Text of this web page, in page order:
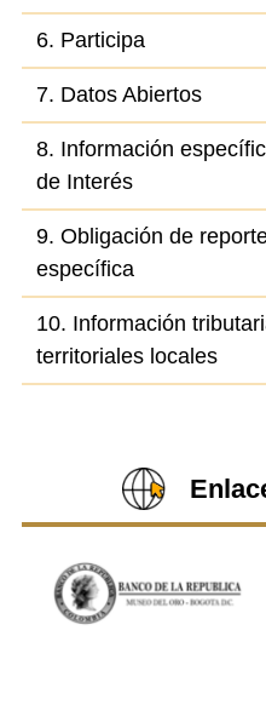
6. Participa
7. Datos Abiertos
8. Información
de Interés
9. Obligación de
específica
10. Información
territoriales locales